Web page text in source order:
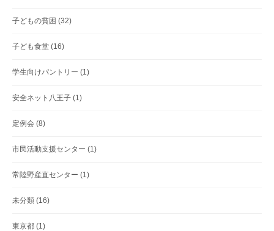
子どもの貧困 (32)
子ども食堂 (16)
学生向けパントリー (1)
安全ネット八王子 (1)
定例会 (8)
市民活動支援センター (1)
常陸野産直センター (1)
未分類 (16)
東京都 (1)